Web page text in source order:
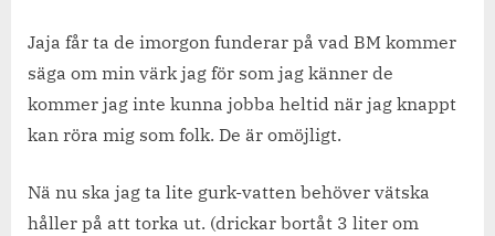
Jaja får ta de imorgon funderar på vad BM kommer
säga om min värk jag för som jag känner de
kommer jag inte kunna jobba heltid när jag knappt
kan röra mig som folk. De är omöjligt.
Nä nu ska jag ta lite gurk-vatten behöver vätska
håller på att torka ut. (drickar bortåt 3 liter om